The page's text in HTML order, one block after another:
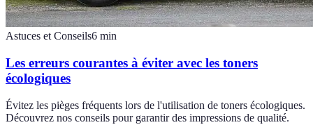
Astuces et Conseils6 min
Les erreurs courantes à éviter avec les toners
écologiques
Évitez les pièges fréquents lors de l'utilisation de toners écologiques.
Découvrez nos conseils pour garantir des impressions de qualité.